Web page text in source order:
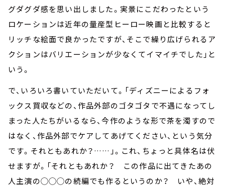
グダグダ感を思い出しました。実景にこだわったという
ロケーションは近年の量産型ヒーロー映画と比較すると
リッチな絵面で良かったですが、そこで繰り広げられるア
クションはバリエーションが少なくてイマイチでした」と
いう。
で、いろいろ書いていただいて。「ディズニーによるフォ
ックス買収などの、作品外部のゴタゴタで不遇になってし
まった人たちがいるなら、今作のような形で茶を濁すので
はなく、作品外部でケアしてあげてください、という気分
です。それともあれか？……」。これ、ちょっと具体名は伏
せますが。「それともあれか？ この作品に出てきたあの
人主演の◯◯◯の続編でも作るというのか？ いや、絶対